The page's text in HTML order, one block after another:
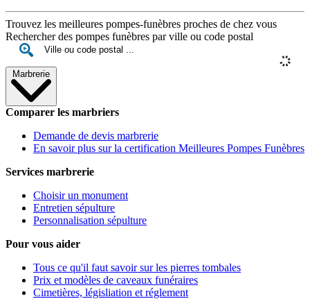
Trouvez les meilleures pompes-funèbres proches de chez vous
Rechercher des pompes funèbres par ville ou code postal
Marbrerie
Comparer les marbriers
Demande de devis marbrerie
En savoir plus sur la certification Meilleures Pompes Funèbres
Services marbrerie
Choisir un monument
Entretien sépulture
Personnalisation sépulture
Pour vous aider
Tous ce qu'il faut savoir sur les pierres tombales
Prix et modèles de caveaux funéraires
Cimetières, législiation et réglement